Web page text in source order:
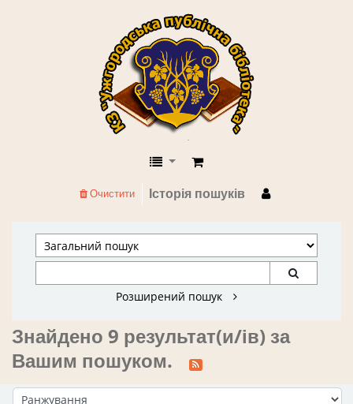
КЗ "Ужгородська публічна
Історія пошуків
Очистити
Розширений пошук
Знайдено 9 результат(и/ів) за
Вашим пошуком.
Сортувати за: